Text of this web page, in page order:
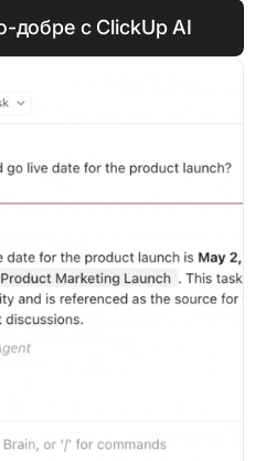
добре с ClickUp AI